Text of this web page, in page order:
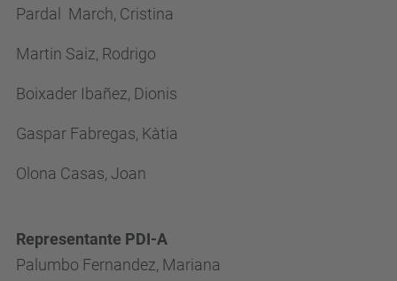
Pardal March, Cristina
Martin Saiz, Rodrigo
Boixader Ibañez, Dionis
Gaspar Fabregas, Kàtia
Olona Casas, Joan
Representante PDI-A
Palumbo Fernandez, Mariana